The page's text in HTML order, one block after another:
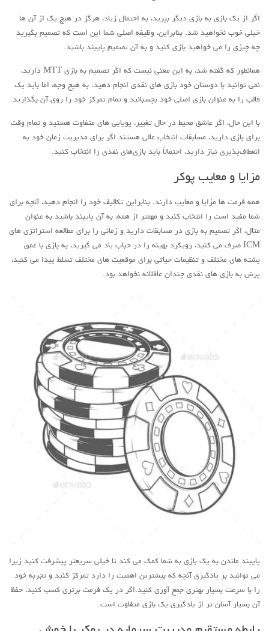
اگر از یک بازی به بازی دیگر بپرید، به احتمال زیاد، هرگز در هیچ یک از آن ها
خیلی خوب نخواهید شد. بنابراین، وظیفه اصلی شما این است که تصمیم بگیرید
چه چیزی را می خواهید بازی کنید و به آن تصمیم پایبند باشید.
همانطور که گفته شد، به این معنی نیست که اگر تصمیم به بازی MTT دارید،
نمی توانید با دوستان خود بازی های نقدی انجام دهید. به هیچ وجه، اما باید یک
قالب را به عنوان بازی اصلی خود بچسبانید و تمام تمرکز خود را روی آن بگذارید.
با این حال، اگر عاشق محیط در حال تغییر، پویایی های متفاوت هستید و تمام وقت
برای بازی دارید، مسابقات انتخاب عالی هستند.اگر برای مدیریت زمان خود به
انعطاف‌پذیری نیاز دارید، احتمالاً باید بازی‌های نقدی را انتخاب کنید.
مزایا و معایب پوکر
همه فرمت ها مزایا و معایب دارند. بنابراین تکالیف خود را انجام دهید، آنچه برای
شما مفید است را انتخاب کنید و مهمتر از همه، به آن پایبند باشید.به عنوان
مثال، اگر تصمیم به بازی در مسابقات دارید و زمانی را برای مطالعه استراتژی های
ICM صرف می کنید، رویکرد بهینه را در حباب یاد می گیرید، به بازی با عمق
پشته های مختلف و تنظیمات حیاتی برای موقعیت های مختلف تسلط پیدا می کنید،
پرش به بازی های نقدی چندان عاقلانه نخواهد بود.
پایبند ماندن به یک بازی به شما کمک می کند تا خیلی سریعتر پیشرفت کنید زیرا
می توانید بر یادگیری آنچه که بیشترین اهمیت را دارد تمرکز کنید و تجربه خود
را با سرعت بسیار بهتری جمع آوری کنید.اگر در یک فرمت برتری کسب کنید، حفظ
آن بسیار آسان تر از یادگیری یک بازی متفاوت است.